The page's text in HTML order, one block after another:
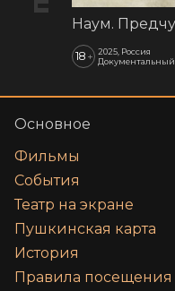
18 + 2025, Россия
Документальный
Основное
Фильмы
События
Театр на экране
Пушкинская карта
История
Правила посещения